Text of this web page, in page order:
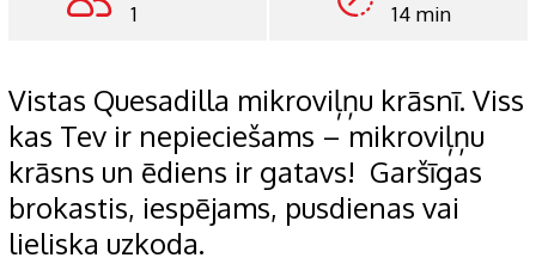
1
14 min
Vistas Quesadilla mikroviļņu krāsnī. Viss
kas Tev ir nepieciešams – mikroviļņu
krāsns un ēdiens ir gatavs! Garšīgas
brokastis, iespējams, pusdienas vai
lieliska uzkoda.